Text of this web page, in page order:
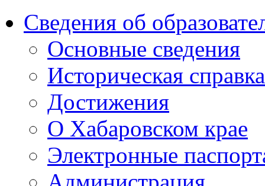
Сведения об
Основные сведения
Историческая справка
Достижения
О Хабаровском крае
Электронные